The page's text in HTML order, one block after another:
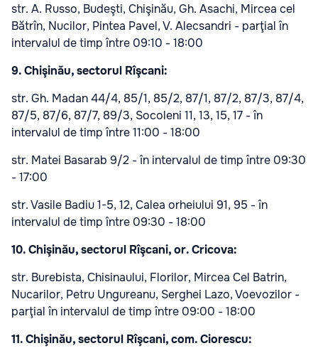
str. A. Russo, Budeşti, Chişinău, Gh. Asachi, Mircea cel
Bătrîn, Nucilor, Pintea Pavel, V. Alecsandri - parţial în
intervalul de timp între 09:10 - 18:00
9. Chişinău, sectorul Rîşcani:
str. Gh. Madan 44/4, 85/1, 85/2, 87/1, 87/2, 87/3, 87/4,
87/5, 87/6, 87/7, 89/3, Socoleni 11, 13, 15, 17 - în
intervalul de timp între 11:00 - 18:00
str. Matei Basarab 9/2 - în intervalul de timp între 09:30
- 17:00
str. Vasile Badiu 1-5, 12, Calea orheiului 91, 95 - în
intervalul de timp între 09:30 - 18:00
10. Chişinău, sectorul Rîşcani, or. Cricova:
str. Burebista, Chisinaului, Florilor, Mircea Cel Batrin,
Nucarilor, Petru Ungureanu, Serghei Lazo, Voevozilor -
parţial în intervalul de timp între 09:00 - 18:00
11. Chişinău, sectorul Rîşcani, com. Ciorescu: